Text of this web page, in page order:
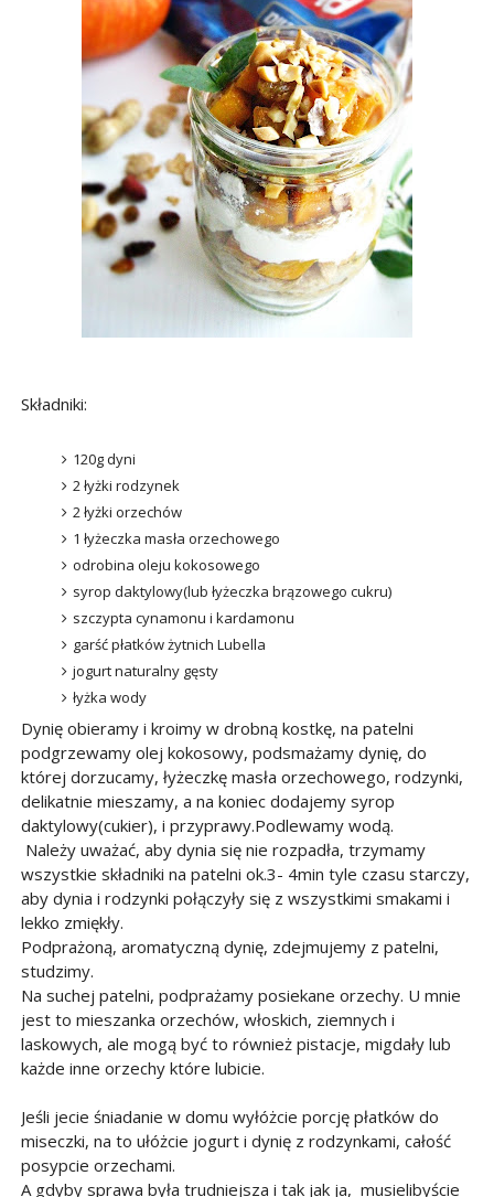
Składniki:
120g dyni
2 łyżki rodzynek
2 łyżki orzechów
1 łyżeczka masła orzechowego
odrobina oleju kokosowego
syrop daktylowy(lub łyżeczka brązowego cukru)
szczypta cynamonu i kardamonu
garść płatków żytnich Lubella
jogurt naturalny gęsty
łyżka wody
Dynię obieramy i kroimy w drobną kostkę, na patelni
podgrzewamy olej kokosowy, podsmażamy dynię, do
której dorzucamy, łyżeczkę masła orzechowego, rodzynki,
delikatnie mieszamy, a na koniec dodajemy syrop
daktylowy(cukier), i przyprawy.Podlewamy wodą.
Należy uważać, aby dynia się nie rozpadła, trzymamy
wszystkie składniki na patelni ok.3- 4min tyle czasu starczy,
aby dynia i rodzynki połączyły się z wszystkimi smakami i
lekko zmiękły.
Podprażoną, aromatyczną dynię, zdejmujemy z patelni,
studzimy.
Na suchej patelni, podprażamy posiekane orzechy. U mnie
jest to mieszanka orzechów, włoskich, ziemnych i
laskowych, ale mogą być to również pistacje, migdały lub
każde inne orzechy które lubicie.
Jeśli jecie śniadanie w domu wyłóżcie porcję płatków do
miseczki, na to ułóżcie jogurt i dynię z rodzynkami, całość
posypcie orzechami.
A gdyby sprawa była trudniejsza i tak jak ja, musielibyście